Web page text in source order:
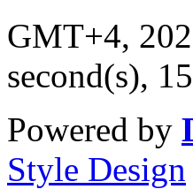
GMT+4,
second(s),
Powered by
Style Design